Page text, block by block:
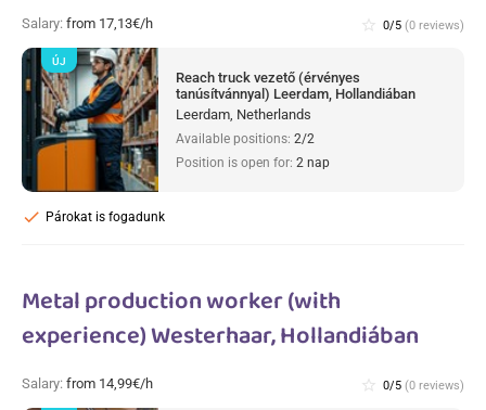
Salary: from 17,13€/h star_border 0/5 (0 reviews)
Reach truck vezető (érvényes
tanúsítvánnyal) Leerdam, Hollandiában
Leerdam, Netherlands
Available positions: 2/2
Position is open for: 2 nap
Párokat is fogadunk
check
ÚJ
Metal production worker (with
experience) Westerhaar, Hollandiában
Salary: from 14,99€/h star_border 0/5 (0 reviews)